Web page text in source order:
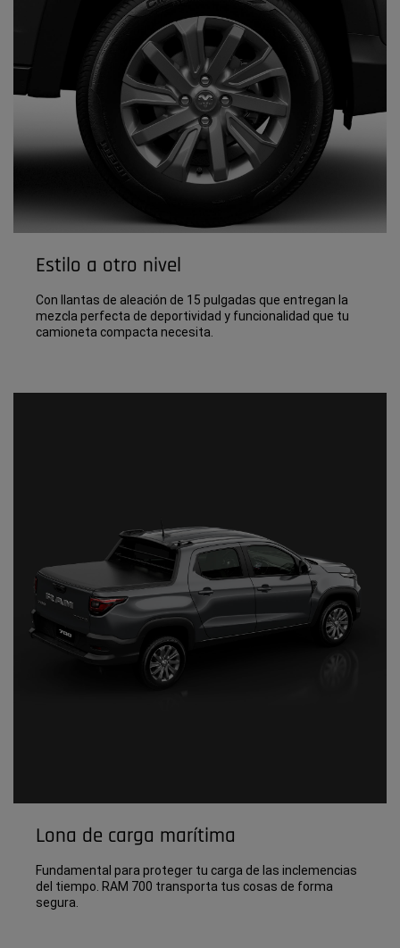
Estilo a otro nivel
Con llantas de aleación de 15 pulgadas que entregan la
mezcla perfecta de deportividad y funcionalidad que tu
camioneta compacta necesita.
Lona de carga marítima
Fundamental para proteger tu carga de las inclemencias
del tiempo. RAM 700 transporta tus cosas de forma
segura.